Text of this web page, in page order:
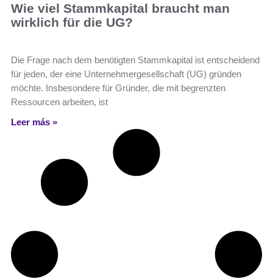
Wie viel Stammkapital braucht man
wirklich für die UG?
Die Frage nach dem benötigten Stammkapital ist entscheidend
für jeden, der eine Unternehmergesellschaft (UG) gründen
möchte. Insbesondere für Gründer, die mit begrenzten
Ressourcen arbeiten, ist
Leer más »